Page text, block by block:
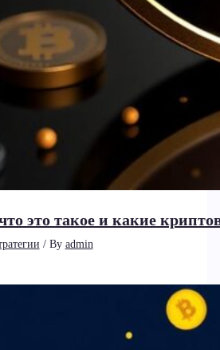
это такое и какие
/ By admin